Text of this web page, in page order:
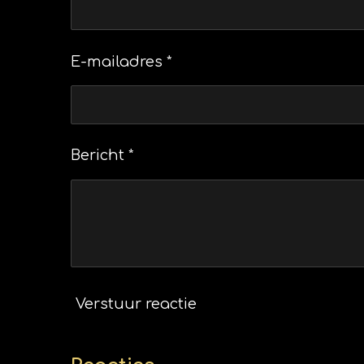
E-mailadres *
Bericht *
Verstuur reactie